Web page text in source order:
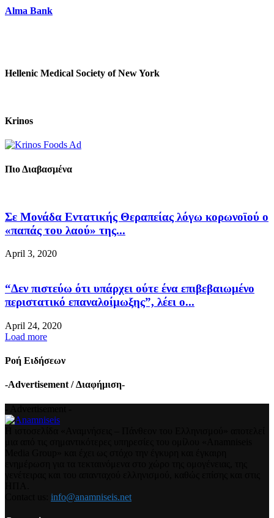
Alma Bank
Hellenic Medical Society of New York
Krinos
Πιο Διαβασμένα
Σε Μονάδα Εντατικής Θεραπείας λόγω κορωνοϊού ο
«παπάς του λαού» της...
April 3, 2020
“Δεν πιστεύω ότι υπάρχει ούτε ένα επιβεβαιωμένο
περιστατικό επαναλοίμωξης”, λέει ο...
April 24, 2020
Load more
Ροή Ειδήσεων
-Advertisement / Διαφήμιση-
info@anamniseis.net